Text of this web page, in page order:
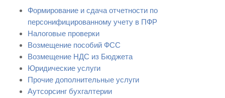
Формирование и сдача отчетности по
персонифицированному учету в ПФР
Налоговые проверки
Возмещение пособий ФСС
Возмещение НДС из Бюджета
Юридические услуги
Прочие дополнительные услуги
Аутсорсинг бухгалтерии